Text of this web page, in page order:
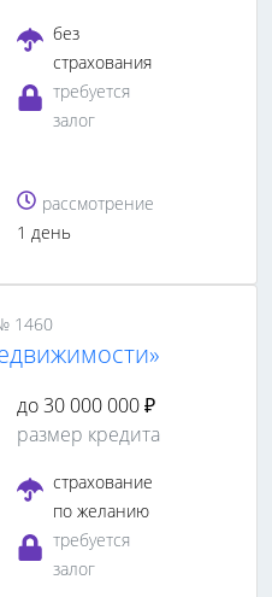
без
страхования
требуется
залог
рассмотрение
1 день
1460
до 30 000 000 ₽
размер кредита
страхование
по желанию
требуется
залог